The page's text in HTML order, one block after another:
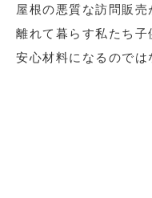
屋根の悪質な訪問販売
離れて暮らす私たち子
安心材料になるのでは